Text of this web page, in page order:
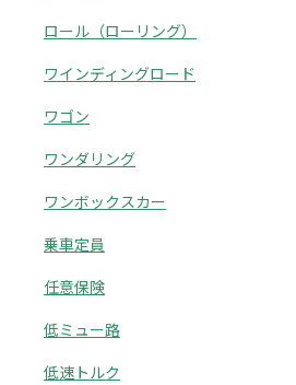
ロール（ローリング）
ワインディングロード
ワゴン
ワンダリング
ワンボックスカー
乗車定員
任意保険
低ミュー路
低速トルク